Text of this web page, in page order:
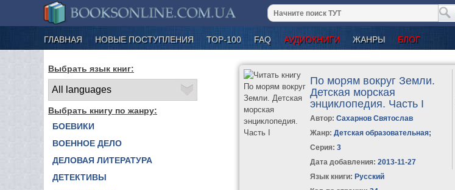
ГЛАВНАЯ НОВЫЕ ПОСТУПЛЕНИЯ ТОР-100 FAQ АУДИОКНИГИ ЖАНРЫ БЛОГ
Выбрать язык книг:
Выбрать книгу по жанру:
БОЕВИКИ
ВОЕННОЕ ДЕЛО
ДЕЛОВАЯ ЛИТЕРАТУРА
ДЕТЕКТИВЫ
По морям вокруг Земли.
Детская морская
энциклопедия. Часть I
Автор:Сахарнов Святослав
Жанр: Детская образовательная;
Серия:3
Дата добавления: 2013-11-27
Язык книги: Русский